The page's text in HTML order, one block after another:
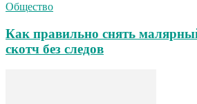
Общество
Как правильно снять
скотч без следов